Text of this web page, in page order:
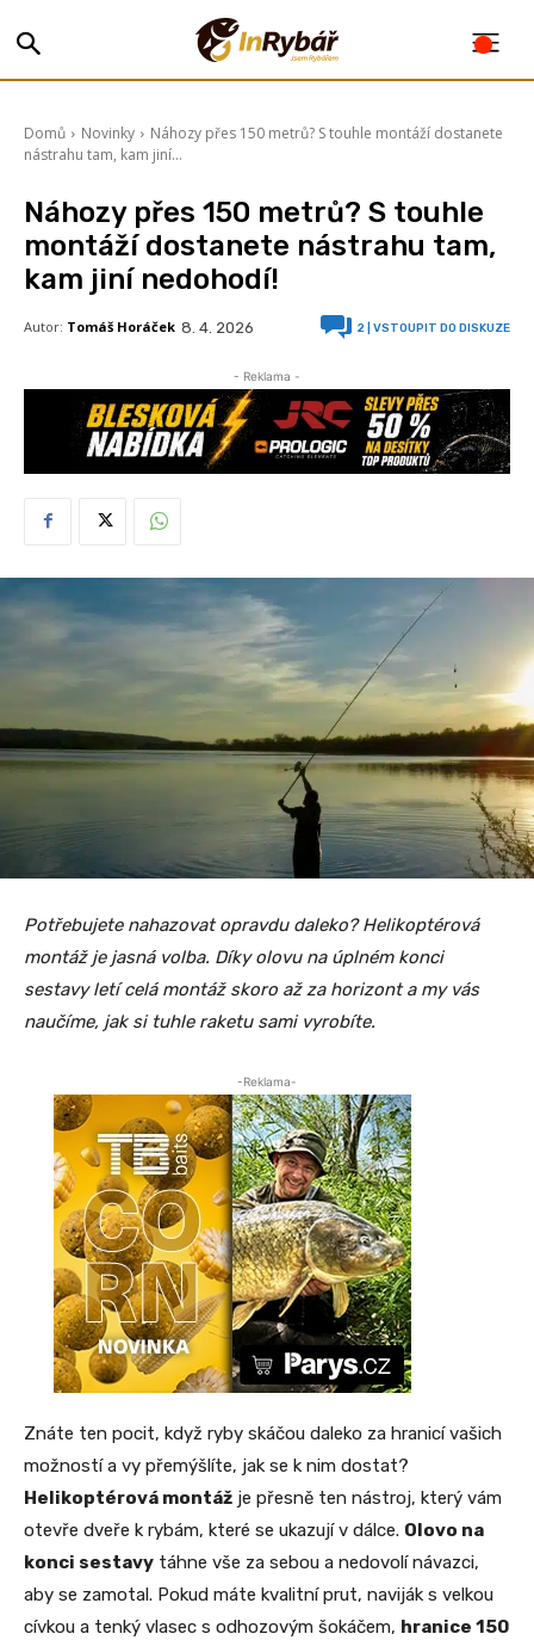
Domů Novinky
Náhozy přes 150 metrů? S touhle montáží dostanete
nástrahu tam, kam jiní...
Náhozy přes 150 metrů? S touhle
montáží dostanete nástrahu tam,
kam jiní nedohodí!
Autor: Tomáš Horáček 8. 4. 2026 2 | VSTOUPIT DO DISKUZE
- Reklama -
Potřebujete nahazovat opravdu daleko? Helikoptérová
montáž je jasná volba. Díky olovu na úplném konci
sestavy letí celá montáž skoro až za horizont a my vás
naučíme, jak si tuhle raketu sami vyrobíte.
-Reklama-
Znáte ten pocit, když ryby skáčou daleko za hranicí vašich
možností a vy přemýšlíte, jak se k nim dostat?
Helikoptérová montáž je přesně ten nástroj, který vám
otevře dveře k rybám, které se ukazují v dálce. Olovo na
konci sestavy táhne vše za sebou a nedovolí návazci,
aby se zamotal. Pokud máte kvalitní prut, naviják s velkou
cívkou a tenký vlasec s odhozovým šokáčem, hranice 150